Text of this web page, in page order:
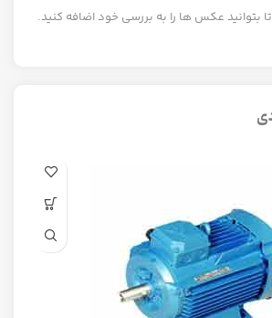
بتوانید عکس ها را به بررسی خود اضافه کنید.